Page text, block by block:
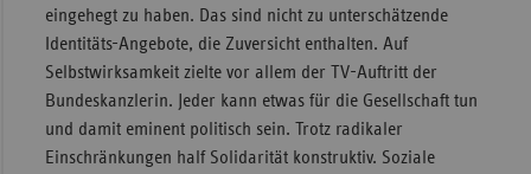
eingehegt zu haben. Das sind nicht zu unterschätzende
Identitäts-Angebote, die Zuversicht enthalten. Auf
Selbstwirksamkeit zielte vor allem der TV-Auftritt der
Bundeskanzlerin. Jeder kann etwas für die Gesellschaft tun
und damit eminent politisch sein. Trotz radikaler
Einschränkungen half Solidarität konstruktiv. Soziale